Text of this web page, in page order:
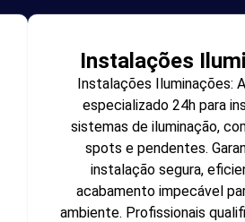
Instalações
Instalações Iluminações:
especializado 24h para
sistemas de iluminação,
spots e pendentes.
instalação segura,
acabamento impecável
ambiente. Profissionais